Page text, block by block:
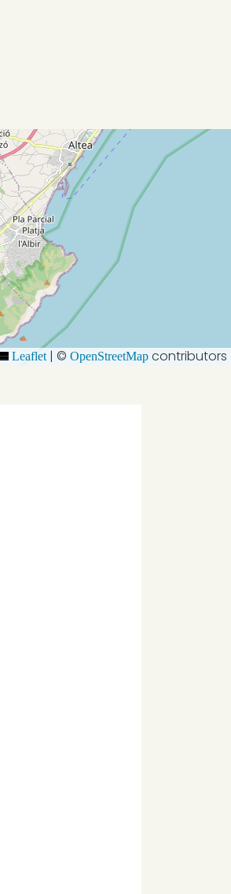
Leaflet | © OpenStreetMap contributors